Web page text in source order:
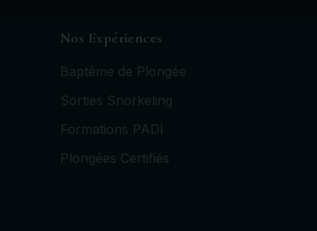
Nos Expériences
Baptême de Plongée
Sorties Snorkeling
Formations PADI
Plongées Certifiés